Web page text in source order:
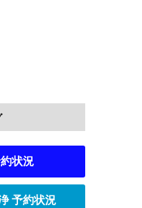
状況
予約状況